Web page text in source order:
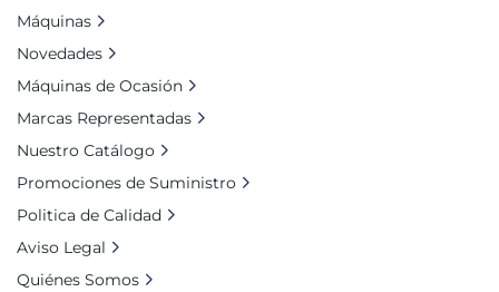
Máquinas
Novedades
Máquinas de Ocasión
Marcas Representadas
Nuestro Catálogo
Promociones de Suministro
Politica de Calidad
Aviso Legal
Quiénes Somos